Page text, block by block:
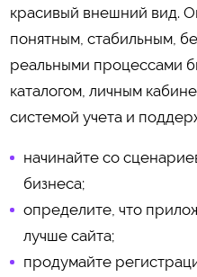
красивый внешний вид.
понятным, стабильным,
реальными процессами
каталогом, личным
системой учета и
начинайте со
бизнеса;
определите, что
лучше сайта;
продумайте